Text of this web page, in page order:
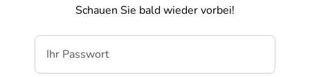
Schauen Sie bald wieder vorbei!
Ihr Passwort